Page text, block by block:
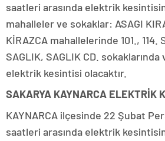
saatleri arasında elektrik
mahalleler ve sokaklar: ASAGI
KİRAZCA mahallelerinde 101., 114.
SAGLIK, SAGLIK CD.
elektrik kesintisi olacaktır.
SAKARYA KAYNARCA ELEKTRİK
KAYNARCA ilçesinde 22 Şubat
saatleri arasında elektrik